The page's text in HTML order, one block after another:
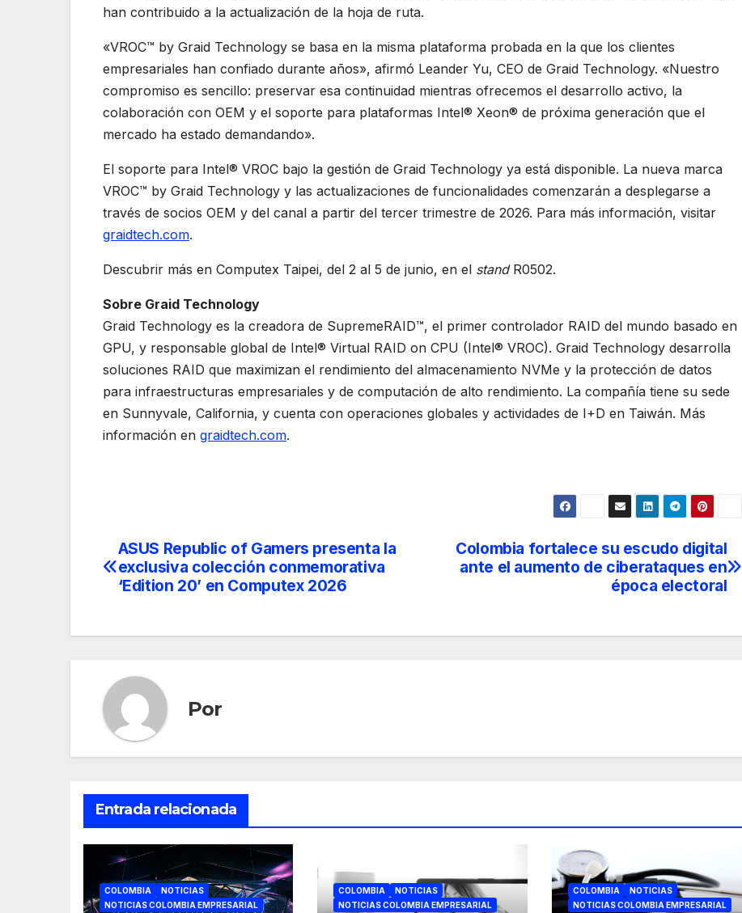
han contribuido a la actualización de la hoja de ruta.
«VROC™ by Graid Technology se basa en la misma plataforma probada en la que los clientes
empresariales han confiado durante años», afirmó Leander Yu, CEO de Graid Technology. «Nuestro
compromiso es sencillo: preservar esa continuidad mientras ofrecemos el desarrollo activo, la
colaboración con OEM y el soporte para plataformas Intel® Xeon® de próxima generación que el
mercado ha estado demandando».
El soporte para Intel® VROC bajo la gestión de Graid Technology ya está disponible. La nueva marca
VROC™ by Graid Technology y las actualizaciones de funcionalidades comenzarán a desplegarse a
través de socios OEM y del canal a partir del tercer trimestre de 2026. Para más información, visitar
graidtech.com.
Descubrir más en Computex Taipei, del 2 al 5 de junio, en el standR0502.
Sobre Graid Technology
Graid Technology es la creadora de SupremeRAID™, el primer controlador RAID del mundo basado en
GPU, y responsable global de Intel® Virtual RAID on CPU (Intel® VROC). Graid Technology desarrolla
soluciones RAID que maximizan el rendimiento del almacenamiento NVMe y la protección de datos
para infraestructuras empresariales y de computación de alto rendimiento. La compañía tiene su sede
en Sunnyvale, California, y cuenta con operaciones globales y actividades de I+D en Taiwán. Más
información en graidtech.com.
Navegación
de
Colombia fortalece su escudo digital
ante el aumento de ciberataques en
época electoral
ASUS Republic of Gamers presenta la
exclusiva colección conmemorativa
‘Edition 20’ en Computex 2026
Por
Entrada relacionada
COLOMBIA
NOTICIAS
NOTICIAS COLOMBIA EMPRESARIAL
COLOMBIA
NOTICIAS
NOTICIAS COLOMBIA EMPRESARIAL
COLOMBIA
NOTICIAS
NOTICIAS COLOMBIA EMPRESARIAL